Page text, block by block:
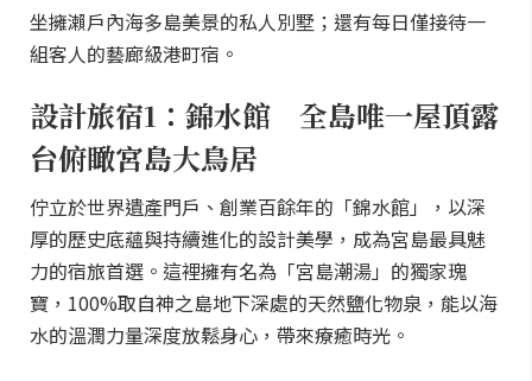
坐擁瀨戶內海多島美景的私人別墅；還有每日僅接待一
組客人的藝廊級港町宿。
設計旅宿1：錦水館 全島唯一屋頂露
台俯瞰宮島大鳥居
佇立於世界遺產門戶、創業百餘年的「錦水館」，以深
厚的歷史底蘊與持續進化的設計美學，成為宮島最具魅
力的宿旅首選。這裡擁有名為「宮島潮湯」的獨家瑰
寶，100%取自神之島地下深處的天然鹽化物泉，能以海
水的溫潤力量深度放鬆身心，帶來療癒時光。